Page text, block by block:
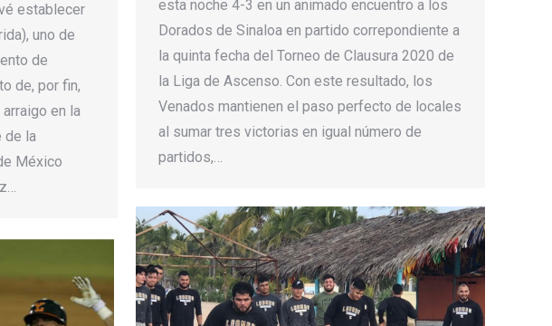
establecer
uno de
de
de, por fin,
en la
de la
México
esta noche 4-3 en un animado encuentro a los
Dorados de Sinaloa en partido correpondiente a
la quinta fecha del Torneo de Clausura 2020 de
la Liga de Ascenso. Con este resultado, los
Venados mantienen el paso perfecto de locales
al sumar tres victorias en igual número de
partidos,…